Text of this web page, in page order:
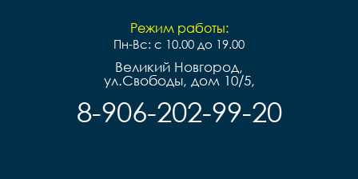
Режим работы:
Пн-Вс: с 10.00 до 19.00
Великий Новгород,
ул.Свободы, дом 10/5,
8-906-202-99-20